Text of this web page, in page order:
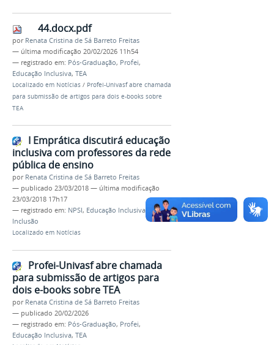
44.docx.pdf
por Renata Cristina de Sá Barreto Freitas
— última modificação 20/02/2026 11h54
— registrado em: Pós-Graduação, Profei,
Educação Inclusiva, TEA
Localizado em Notícias / Profei-Univasf abre chamada
para submissão de artigos para dois e-books sobre
TEA
I Emprática discutirá educação
inclusiva com professores da rede
pública de ensino
por Renata Cristina de Sá Barreto Freitas
— publicado 23/03/2018 — última modificação
23/03/2018 17h17
— registrado em: NPSI, Educação Inclusiva
Inclusão
Localizado em Notícias
Profei-Univasf abre chamada
para submissão de artigos para
dois e-books sobre TEA
por Renata Cristina de Sá Barreto Freitas
— publicado 20/02/2026
— registrado em: Pós-Graduação, Profei,
Educação Inclusiva, TEA